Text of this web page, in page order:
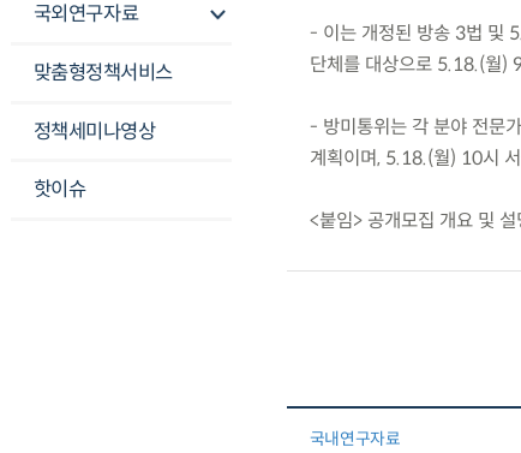
국외연구자료
맞춤형정책서비스
정책세미나영상
핫이슈
- 이는 개정된 방송 3법 및
단체를 대상으로 5.18.(월)
- 방미통위는 각 분야 전문
계획이며, 5.18.(월) 10시
<붙임> 공개모집 개요 및
국내연구자료